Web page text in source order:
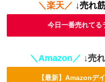
＼楽天／ ↓売れ
今日一番売れてる
＼Amazon／ ↓売
【最新】Amazonデ